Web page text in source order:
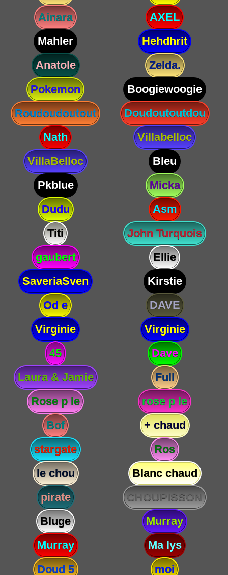
Ainara
AXEL
Mahler
Hehdhrit
Anatole
Zelda.
Pokemon
Boogiewoogie
Roudoudoutout
Doudoutoutdou
Nath
Villabelloc
VillaBelloc
Bleu
Pkblue
Micka
Dudu
Asm
Titi
John Turquois
gaubert
Ellie
SaveriaSven
Kirstie
Od e
DAVE
Virginie
Virginie
45
Dave
Laura & Jamie
Full
Rose p le
rose p le
Bof
+ chaud
stargate
Ros
le chou
Blanc chaud
pirate
CHOUPISSON
Bluge
Murray
Murray
Ma lys
Doud 5
moi